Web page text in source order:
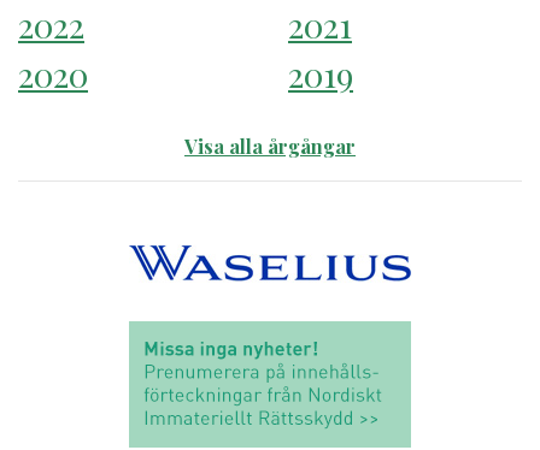
2022
2021
2020
2019
Visa alla årgångar